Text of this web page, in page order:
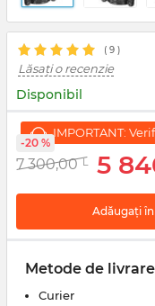
( 9 )
Lăsați o recenzie
Disponibil
IMPORTANT:
7 300,00 L 5
-20 %
Adăugați
Metode de livrare
Curier